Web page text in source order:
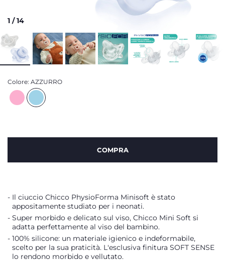
1 /14
Colore: AZZURRO
COMPRA
Il ciuccio Chicco PhysioForma Minisoft è stato
appositamente studiato per i neonati.
Super morbido e delicato sul viso, Chicco Mini Soft si
adatta perfettamente al viso del bambino.
100% silicone: un materiale igienico e indeformabile,
scelto per la sua praticità. L'esclusiva finitura SOFT SENSE
lo rendono morbido e vellutato.